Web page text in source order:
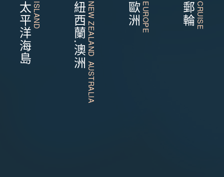
太平洋海島ISLAND 紐西蘭.澳洲NEW ZEALAND AUSTRALIA 歐洲EUROPE 郵輪CRUISE